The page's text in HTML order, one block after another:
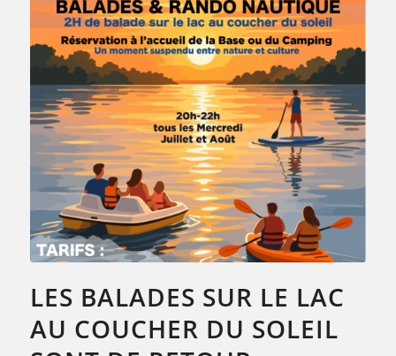
LES BALADES SUR LE LAC
AU COUCHER DU SOLEIL